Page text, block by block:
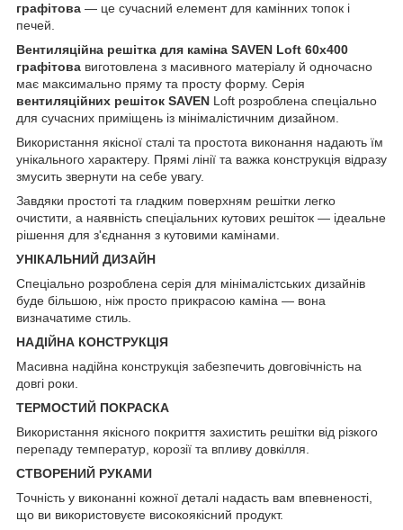
графітова — це сучасний елемент для камінних топок і
печей.
Вентиляційна решітка для каміна SAVEN Loft 60х400
графітова виготовлена з масивного матеріалу й одночасно
має максимально пряму та просту форму. Серія
вентиляційних решіток SAVEN Loft розроблена спеціально
для сучасних приміщень із мінімалістичним дизайном.
Використання якісної сталі та простота виконання надають їм
унікального характеру. Прямі лінії та важка конструкція відразу
змусить звернути на себе увагу.
Завдяки простоті та гладким поверхням решітки легко
очистити, а наявність спеціальних кутових решіток — ідеальне
рішення для з'єднання з кутовими камінами.
УНІКАЛЬНИЙ ДИЗАЙН
Спеціально розроблена серія для мінімалістських дизайнів
буде більшою, ніж просто прикрасою каміна — вона
визначатиме стиль.
НАДІЙНА КОНСТРУКЦІЯ
Масивна надійна конструкція забезпечить довговічність на
довгі роки.
ТЕРМОСТИЙ ПОКРАСКА
Використання якісного покриття захистить решітки від різкого
перепаду температур, корозії та впливу довкілля.
СТВОРЕНИЙ РУКАМИ
Точність у виконанні кожної деталі надасть вам впевненості,
що ви використовуєте високоякісний продукт.